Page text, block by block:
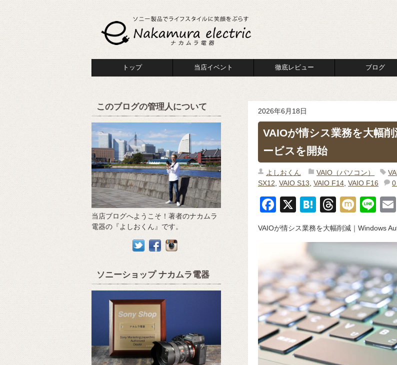
トップ 当店イベント 徹底レビュー ブログ
2026年6月18日
VAIOが情シス業務を大幅
ービスを開始
よしおくん VAIO（パソコン）
SX12 VAIO S13 VAIO F14, VAIO F16
F
a
c
b
o
o
k
X
H
at
e
n
a
T
hr
e
d
s
M
Li
e
VAIOが情シス業務を大幅削減｜Windows
このブログの管理人について
当店ブログへようこそ！著者のナカムラ
電器の『よしおくん』です。
ソニーショップ ナカムラ電器